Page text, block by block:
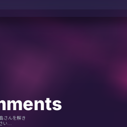
さんを解き
い...